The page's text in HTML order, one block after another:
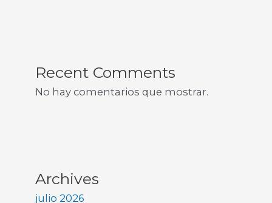
Recent Comments
No hay comentarios que mostrar.
Archives
julio 2026